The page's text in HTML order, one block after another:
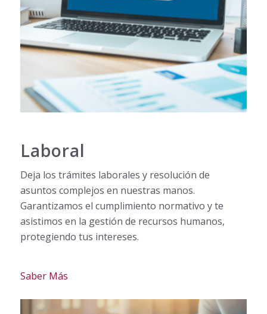
Laboral
Deja los trámites laborales y resolución de
asuntos complejos en nuestras manos.
Garantizamos el cumplimiento normativo y te
asistimos en la gestión de recursos humanos,
protegiendo tus intereses.
Saber Más